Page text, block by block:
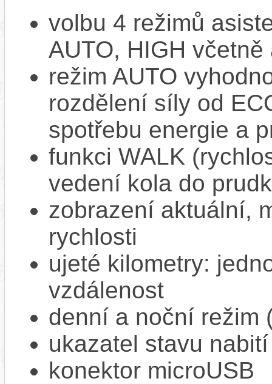
volbu 4 režimů
AUTO, HIGH
režim AUTO
rozdělení síly od
spotřebu energie a
funkci WALK
vedení kola do
zobrazení aktuální,
rychlosti
ujeté kilometry:
vzdálenost
denní a noční režim
ukazatel stavu
konektor microUSB